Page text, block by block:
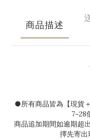
商品描述
●所有商品皆為【現貨
7~28
商品追加期間如逾期超
擇先寄出